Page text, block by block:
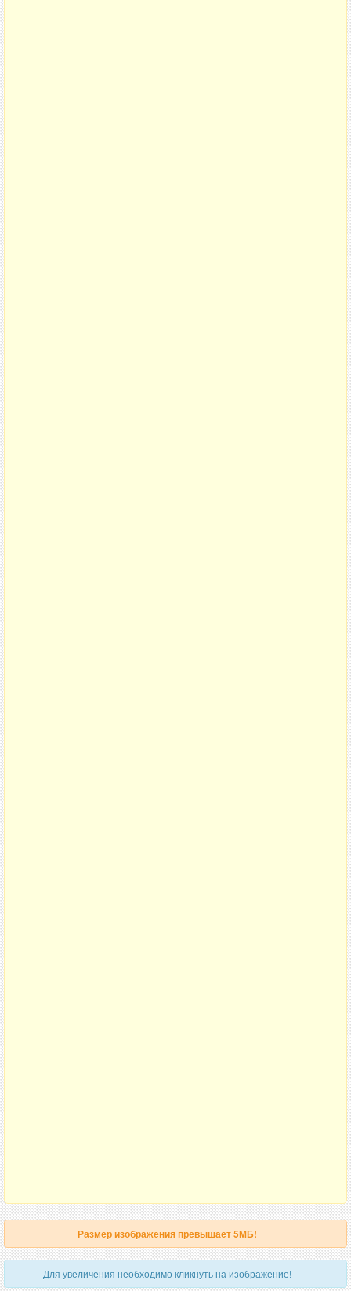
Размер изображения превышает 5МБ!
Для увеличения необходимо кликнуть на изображение!